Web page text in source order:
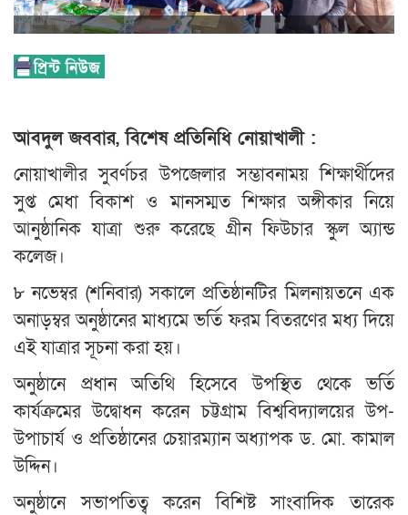
আবদুল জববার, বিশেষ প্রতিনিধি নোয়াখালী :
নোয়াখালীর সুবর্ণচর উপজেলার সম্ভাবনাময় শিক্ষার্থীদের
সুপ্ত মেধা বিকাশ ও মানসম্মত শিক্ষার অঙ্গীকার নিয়ে
আনুষ্ঠানিক যাত্রা শুরু করেছে গ্রীন ফিউচার স্কুল অ্যান্ড
কলেজ।
৮ নভেম্বর (শনিবার) সকালে প্রতিষ্ঠানটির মিলনায়তনে এক
অনাড়ম্বর অনুষ্ঠানের মাধ্যমে ভর্তি ফরম বিতরণের মধ্য দিয়ে
এই যাত্রার সূচনা করা হয়।
অনুষ্ঠানে প্রধান অতিথি হিসেবে উপস্থিত থেকে ভর্তি
কার্যক্রমের উদ্বোধন করেন চট্টগ্রাম বিশ্ববিদ্যালয়ের উপ-
উপাচার্য ও প্রতিষ্ঠানের চেয়ারম্যান অধ্যাপক ড. মো. কামাল
উদ্দিন।
অনুষ্ঠানে সভাপতিত্ব করেন বিশিষ্ট সাংবাদিক তারেক